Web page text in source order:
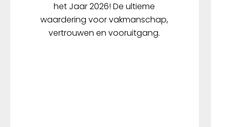
het Jaar 2026! De ultieme
waardering voor vakmanschap,
vertrouwen en vooruitgang.